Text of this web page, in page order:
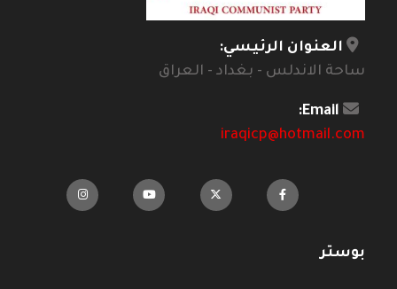
العنوان الرئيسي:
ساحة الاندلس - بغداد - العراق
Email:
iraqicp@hotmail.com
بوستر